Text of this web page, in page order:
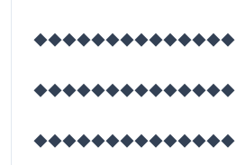
◆◆◆◆◆◆◆◆◆◆◆◆◆◆
◆◆◆◆◆◆◆◆◆◆◆◆◆◆
◆◆◆◆◆◆◆◆◆◆◆◆◆◆